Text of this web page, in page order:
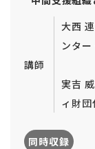
講師
大西
ン
内閣
実吉
ィ財団
同時収録